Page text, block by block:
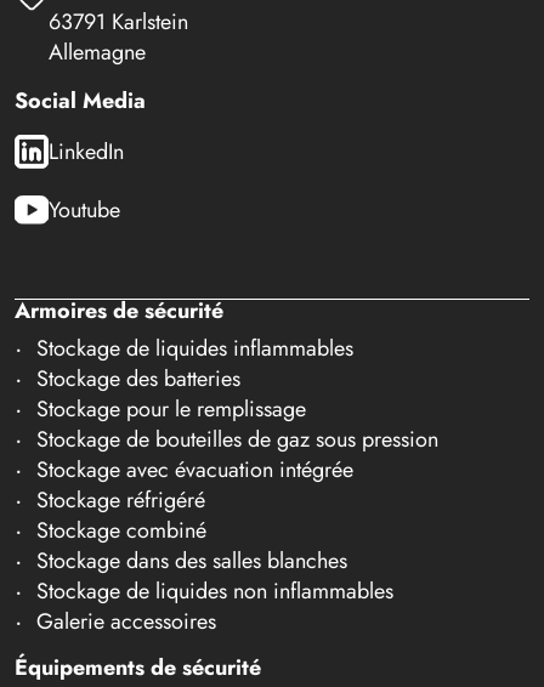
63791 Karlstein
Allemagne
Social Media
LinkedIn
Youtube
Armoires de sécurité
Stockage de liquides inflammables
Stockage des batteries
Stockage pour le remplissage
Stockage de bouteilles de gaz sous pression
Stockage avec évacuation intégrée
Stockage réfrigéré
Stockage combiné
Stockage dans des salles blanches
Stockage de liquides non inflammables
Galerie accessoires
Équipements de sécurité